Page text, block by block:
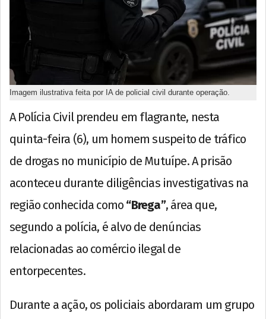
Imagem ilustrativa feita por IA de policial civil durante operação.
A Polícia Civil prendeu em flagrante, nesta
quinta-feira (6), um homem suspeito de tráfico
de drogas no município de Mutuípe. A prisão
aconteceu durante diligências investigativas na
região conhecida como “Brega”, área que,
segundo a polícia, é alvo de denúncias
relacionadas ao comércio ilegal de
entorpecentes.
Durante a ação, os policiais abordaram um grupo